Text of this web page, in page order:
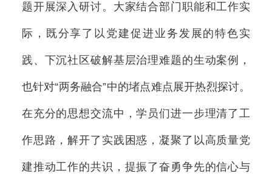
题开展深入研讨。大家结合部门职能和工作实
际，既分享了以党建促进业务发展的特色实
践、下沉社区破解基层治理难题的生动案例，
也针对“两务融合”中的堵点难点展开热烈探讨。
在充分的思想交流中，学员们进一步理清了工
作思路，解开了实践困惑，凝聚了以高质量党
建推动工作的共识，提振了奋勇争先的信心与